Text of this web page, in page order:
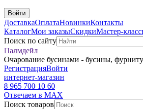
Войти
ДоставкаОплатаНовинкиКонтакты
КаталогМои заказыСкидкиМастер-
Поиск по сайту
Палмдейл
Очарование бусинами - бусины,
РегистрацияВойти
интернет-магазин
8 965 700 10 60
Отвечаем в MAX
Поиск товаров